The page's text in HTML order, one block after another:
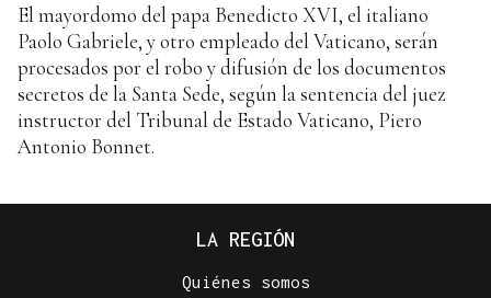
El mayordomo del papa Benedicto XVI, el italiano
Paolo Gabriele, y otro empleado del Vaticano, serán
procesados por el robo y difusión de los documentos
secretos de la Santa Sede, según la sentencia del juez
instructor del Tribunal de Estado Vaticano, Piero
Antonio Bonnet.
LA REGIÓN
Quiénes somos